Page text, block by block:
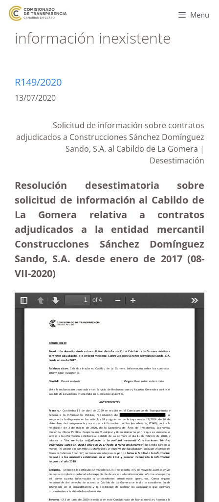
Menu
información inexistente
R149/2020
13/07/2020
Solicitud de información sobre contratos
adjudicados a Construcciones Sánchez Domínguez
Sando, S.A. al Cabildo de La Gomera |
Desestimación
Resolución desestimatoria sobre
solicitud de información al Cabildo de
La Gomera relativa a contratos
adjudicados a la entidad mercantil
Construcciones Sánchez Domínguez
Sando, S.A. desde enero de 2017 (08-
VII-2020)